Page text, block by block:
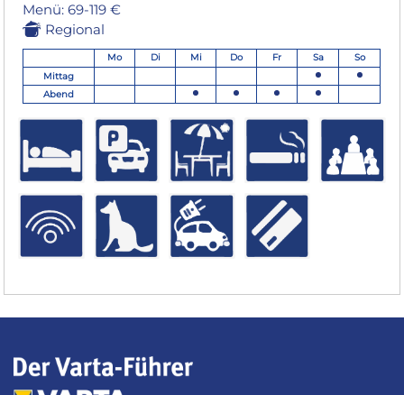
Menü: 69-119 €
Regional
Mo Di Mi Do Fr Sa
So
Mittag
Abend